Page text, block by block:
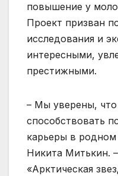
повышение у
Проект призван
исследования и
интересными,
престижными.
– Мы уверены,
способствовать
карьеры в
Никита Митькин.
«Арктическая